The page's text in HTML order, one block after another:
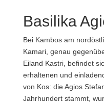
Basilika
Bei Kambos am
Kamari, genau
Eiland Kastri, befindet
erhaltenen und
von Kos: die Agios
Jahrhundert stammt,